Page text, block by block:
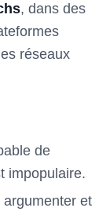
, dans des
réseaux
de
impopulaire.
argumenter et